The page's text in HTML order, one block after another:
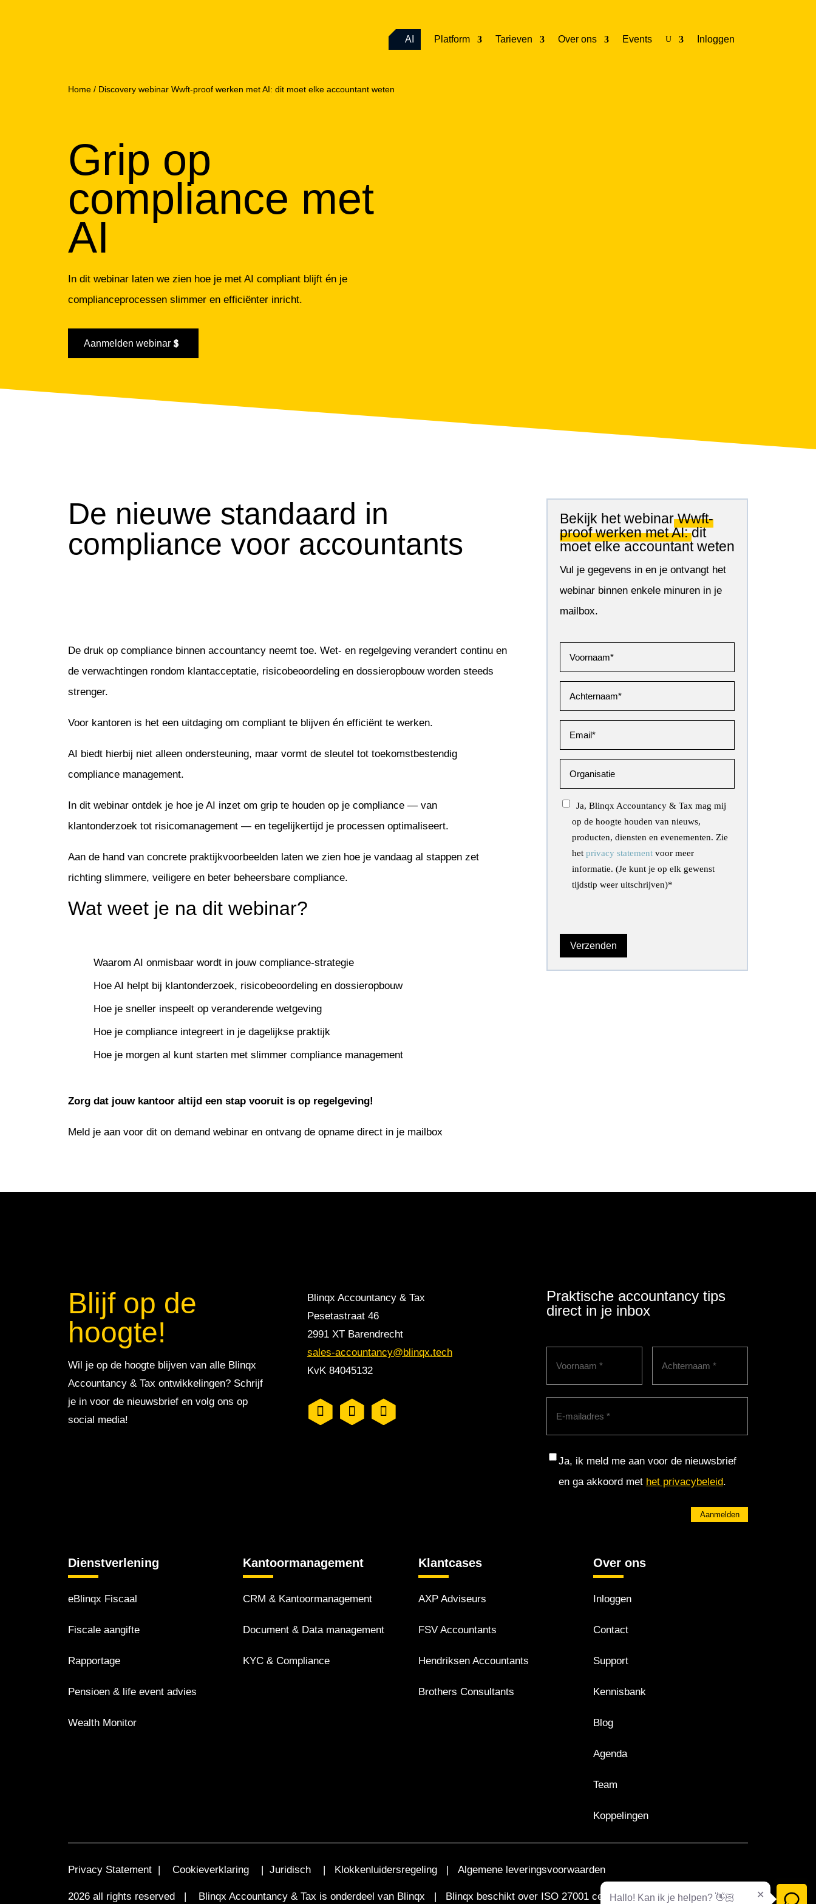
AI Platform Tarieven Over ons Events U Inloggen
Home / Discovery webinar Wwft-proof werken met AI: dit moet elke accountant weten
Grip op
compliance met
AI
In dit webinar laten we zien hoe je met AI compliant blijft én je
complianceprocessen slimmer en efficiënter inricht.
Aanmelden webinar
De nieuwe standaard in
compliance voor accountants
De druk op compliance binnen accountancy neemt toe. Wet- en regelgeving verandert continu en
de verwachtingen rondom klantacceptatie, risicobeoordeling en dossieropbouw worden steeds
strenger.
Voor kantoren is het een uitdaging om compliant te blijven én efficiënt te werken.
AI biedt hierbij niet alleen ondersteuning, maar vormt de sleutel tot toekomstbestendig
compliance management.
In dit webinar ontdek je hoe je AI inzet om grip te houden op je compliance — van
klantonderzoek tot risicomanagement — en tegelijkertijd je processen optimaliseert.
Aan de hand van concrete praktijkvoorbeelden laten we zien hoe je vandaag al stappen zet
richting slimmere, veiligere en beter beheersbare compliance.
Wat weet je na dit webinar?
Waarom AI onmisbaar wordt in jouw compliance-strategie
Hoe AI helpt bij klantonderzoek, risicobeoordeling en dossieropbouw
Hoe je sneller inspeelt op veranderende wetgeving
Hoe je compliance integreert in je dagelijkse praktijk
Hoe je morgen al kunt starten met slimmer compliance management
Zorg dat jouw kantoor altijd een stap vooruit is op regelgeving!
Meld je aan voor dit on demand webinar en ontvang de opname direct in je mailbox
Bekijk het webinar Wwft-
proof werken met AI: dit
moet elke accountant weten
Vul je gegevens in en je ontvangt het
webinar binnen enkele minuren in je
mailbox.
Ja, Blinqx Accountancy & Tax mag mij
op de hoogte houden van nieuws,
producten, diensten en evenementen. Zie
het privacy statementvoor meer
informatie. (Je kunt je op elk gewenst
tijdstip weer uitschrijven)*
Blijf op de
hoogte!
Wil je op de hoogte blijven van alle Blinqx
Accountancy & Tax ontwikkelingen? Schrijf
je in voor de nieuwsbrief en volg ons op
social media!
Blinqx Accountancy & Tax
Pesetastraat 46
2991 XT Barendrecht
sales-accountancy@blinqx.tech
KvK 84045132
Praktische accountancy tips
direct in je inbox
Consent
Ja, ik meld me aan voor de nieuwsbrief
en ga akkoord met het privacybeleid.
Aanmelden
Dienstverlening
eBlinqx Fiscaal
Fiscale aangifte
Rapportage
Pensioen & life event advies
Wealth Monitor
Kantoor­management
CRM & Kantoor­management
Document & Data management
KYC & Compliance
Klantcases
AXP Adviseurs
FSV Accountants
Hendriksen Accountants
Brothers Consultants
Over ons
Inloggen
Contact
Support
Kennisbank
Blog
Agenda
Team
Koppelingen
Privacy Statement | Cookieverklaring | Juridisch | Klokkenluidersregeling | Algemene leveringsvoorwaarden
2026 all rights reserved | Blinqx Accountancy & Tax is onderdeel van Blinqx | Blinqx beschikt over ISO 27001 certificeringHallo! Kan ik je helpen? 👋🏻